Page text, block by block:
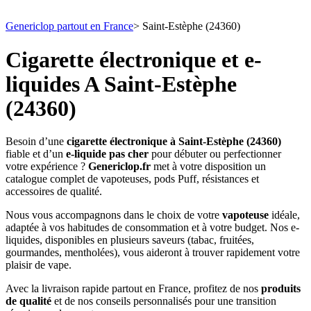
Genericlop partout en France> Saint-Estèphe (24360)
Cigarette électronique et e-
liquides A Saint-Estèphe
(24360)
Besoin d’une cigarette électronique à Saint-Estèphe (24360)
fiable et d’un e-liquide pas cher pour débuter ou perfectionner
votre expérience ? Genericlop.fr met à votre disposition un
catalogue complet de vapoteuses, pods Puff, résistances et
accessoires de qualité.
Nous vous accompagnons dans le choix de votre vapoteuse idéale,
adaptée à vos habitudes de consommation et à votre budget. Nos e-
liquides, disponibles en plusieurs saveurs (tabac, fruitées,
gourmandes, mentholées), vous aideront à trouver rapidement votre
plaisir de vape.
Avec la livraison rapide partout en France, profitez de nos produits
de qualité et de nos conseils personnalisés pour une transition